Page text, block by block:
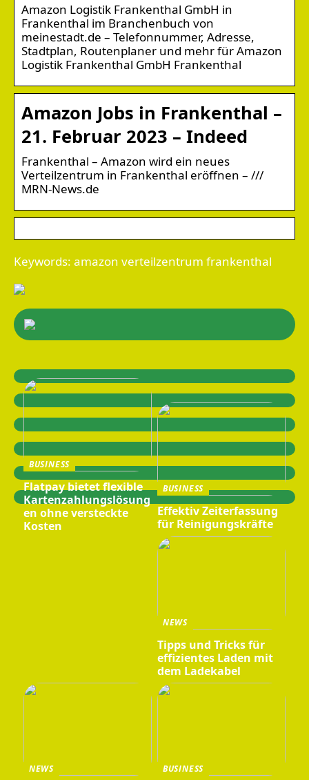
Amazon Logistik Frankenthal GmbH in
Frankenthal im Branchenbuch von
meinestadt.de – Telefonnummer, Adresse,
Stadtplan, Routenplaner und mehr für Amazon
Logistik Frankenthal GmbH Frankenthal
Amazon Jobs in Frankenthal –
21. Februar 2023 – Indeed
Frankenthal – Amazon wird ein neues
Verteilzentrum in Frankenthal eröffnen – ///
MRN-News.de
Keywords: amazon verteilzentrum frankenthal
BUSINESS
Flatpay bietet flexible
Kartenzahlungslösung
en ohne versteckte
Kosten
BUSINESS
Effektiv Zeiterfassung
für Reinigungskräfte
NEWS
Tipps und Tricks für
effizientes Laden mit
dem Ladekabel
NEWS BUSINESS